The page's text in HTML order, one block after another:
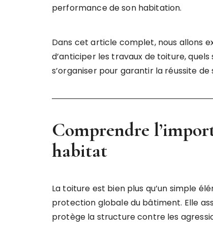
performance de son habitation.
Dans cet article complet, nous allons
d’anticiper les travaux de toiture,
s’organiser pour garantir la réussite de
Comprendre
habitat
La toiture est bien plus qu’un simple
protection globale du bâtiment. Elle
protège la structure contre les